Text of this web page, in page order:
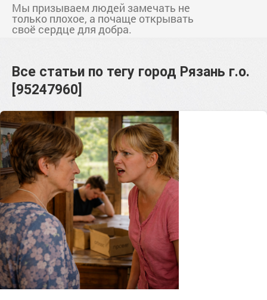
Мы призываем людей замечать не
только плохое, а почаще открывать
своё сердце для добра.
Все статьи по тегу город Рязань г.о.
[95247960]